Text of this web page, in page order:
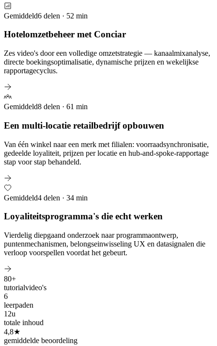
Gemiddeld6 delen · 52 min
Hotelomzetbeheer met Conciar
Zes video's door een volledige omzetstrategie — kanaalmixanalyse,
directe boekingsoptimalisatie, dynamische prijzen en wekelijkse
rapportagecyclus.
Gemiddeld8 delen · 61 min
Een multi-locatie retailbedrijf opbouwen
Van één winkel naar een merk met filialen: voorraadsynchronisatie,
gedeelde loyaliteit, prijzen per locatie en hub-and-spoke-rapportage
stap voor stap behandeld.
Gemiddeld4 delen · 34 min
Loyaliteitsprogramma's die echt werken
Vierdelig diepgaand onderzoek naar programmaontwerp,
puntenmechanismen, belongseinwisseling UX en datasignalen die
verloop voorspellen voordat het gebeurt.
80+
tutorialvideo's
6
leerpaden
12u
totale inhoud
4,8★
gemiddelde beoordeling